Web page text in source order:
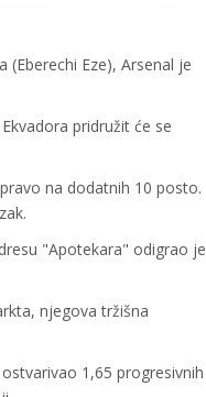
Eze), Arsenal je
pridružit će se
na dodatnih 10 posto.
"Apotekara" odigrao je
njegova tržišna
1,65 progresivnih